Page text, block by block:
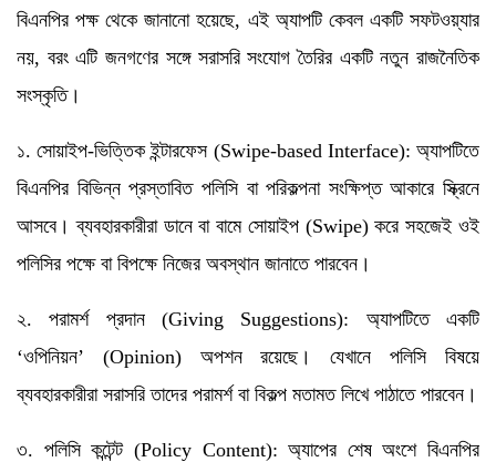
বিএনপির পক্ষ থেকে জানানো হয়েছে, এই অ্যাপটি কেবল একটি সফটওয়্যার
নয়, বরং এটি জনগণের সঙ্গে সরাসরি সংযোগ তৈরির একটি নতুন রাজনৈতিক
সংস্কৃতি।
১. সোয়াইপ-ভিত্তিক ইন্টারফেস (Swipe-based Interface): অ্যাপটিতে
বিএনপির বিভিন্ন প্রস্তাবিত পলিসি বা পরিকল্পনা সংক্ষিপ্ত আকারে স্ক্রিনে
আসবে। ব্যবহারকারীরা ডানে বা বামে সোয়াইপ (Swipe) করে সহজেই ওই
পলিসির পক্ষে বা বিপক্ষে নিজের অবস্থান জানাতে পারবেন।
২. পরামর্শ প্রদান (Giving Suggestions): অ্যাপটিতে একটি
‘ওপিনিয়ন’ (Opinion) অপশন রয়েছে। যেখানে পলিসি বিষয়ে
ব্যবহারকারীরা সরাসরি তাদের পরামর্শ বা বিকল্প মতামত লিখে পাঠাতে পারবেন।
৩. পলিসি কন্টেন্ট (Policy Content): অ্যাপের শেষ অংশে বিএনপির